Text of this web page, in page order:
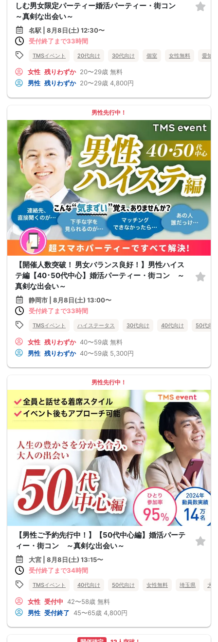
しむ男女限定パーティー婚活パーティー・街コン
～真剣な出会い～
名駅 | 8月8日(土) 12:30〜
受付終了まで33時間
TMSイベント 20代向け 30代向け 個室 女性無料 愛知県
女性 残りわずか 20〜29歳 無料
男性 残りわずか 20〜29歳 4,800円
男性先行中！
【開催人数突破！ 男女バランス良好！】男性ハイス
テ編【40･50代中心】婚活パーティー・街コン ～
真剣な出会い～
静岡市 | 8月8日(土) 13:00〜
受付終了まで33時間
TMSイベント ハイステータス 30代向け 40代向け 50代向け
女性 残りわずか 40〜59歳 無料
男性 残りわずか 40〜59歳 5,300円
男性先行中！
【男性ご予約先行中！】【50代中心編】婚活パーテ
ィー・街コン ～真剣な出会い～
大宮 | 8月8日(土) 13:15〜
受付終了まで34時間
TMSイベント 40代向け 50代向け 女性無料 埼玉県 大宮
女性 受付中 42〜58歳 無料
男性 受付終了 45〜65歳 4,800円